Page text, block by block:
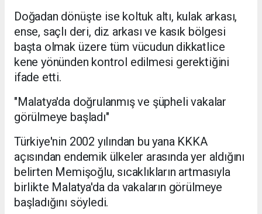
Doğadan dönüşte ise koltuk altı, kulak arkası,
ense, saçlı deri, diz arkası ve kasık bölgesi
başta olmak üzere tüm vücudun dikkatlice
kene yönünden kontrol edilmesi gerektiğini
ifade etti.
"Malatya'da doğrulanmış ve şüpheli vakalar
görülmeye başladı"
Türkiye'nin 2002 yılından bu yana KKKA
açısından endemik ülkeler arasında yer aldığını
belirten Memişoğlu, sıcaklıkların artmasıyla
birlikte Malatya'da da vakaların görülmeye
başladığını söyledi.